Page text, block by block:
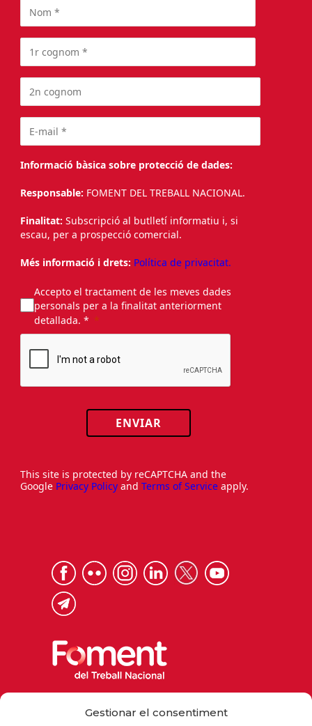
Gestionar el consentiment
Informació bàsica sobre protecció de dades:
Responsable: FOMENT DEL TREBALL NACIONAL.
Finalitat: Subscripció al butlletí informatiu i, si
escau, per a prospecció comercial.
Més informació i drets: Política de privacitat.
Accepto el tractament de les meves dades
personals per a la finalitat anteriorment
detallada. *
ENVIAR
This site is protected by reCAPTCHA and the
Google Privacy Policy and Terms of Service apply.